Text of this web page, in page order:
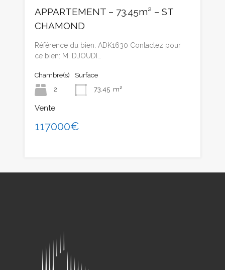
APPARTEMENT – 73.45m² – ST
CHAMOND
Référence du bien: ADK1630 Contactez pour
ce bien: M. DJOUDI…
Chambre(s)
2
Surface
73.45 m²
Vente
117000€